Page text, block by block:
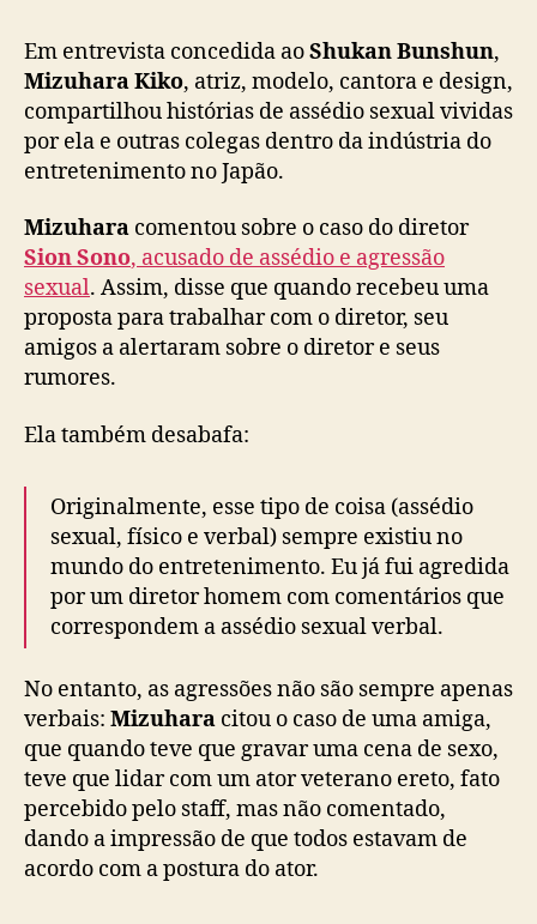
a
s
o
e
a
s
é
d
u
a
l
d
e
r
o
d
a
i
n
Em entrevista concedida aoShukan Bunshun,
Mizuhara Kiko, atriz, modelo, cantora e design,
compartilhou histórias de assédio sexual vividas
por ela e outras colegas dentro da indústria do
entretenimento no Japão.
Mizuhara comentou sobre o caso do diretor
Sion Sono, acusado de assédio e agressão
sexual. Assim, disse que quando recebeu uma
proposta para trabalhar com o diretor, seu
amigos a alertaram sobre o diretor e seus
rumores.
Ela também desabafa:
Originalmente, esse tipo de coisa (assédio
sexual, físico e verbal) sempre existiu no
mundo do entretenimento. Eu já fui agredida
por um diretor homem com comentários que
correspondem a assédio sexual verbal.
No entanto, as agressões não são sempre apenas
verbais: Mizuhara citou o caso de uma amiga,
que quando teve que gravar uma cena de sexo,
teve que lidar com um ator veterano ereto, fato
percebido pelo staff, mas não comentado,
dando a impressão de que todos estavam de
acordo com a postura do ator.